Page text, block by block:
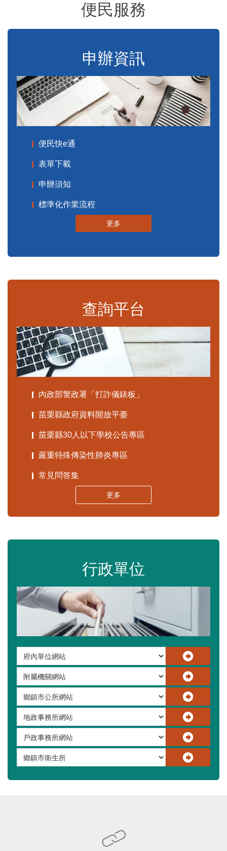
便民服務
申辦資訊
便民快e通
表單下載
申辦須知
標準化作業流程
更多
查詢平台
內政部警政署「打詐儀錶板」
苗栗縣政府資料開放平臺
苗栗縣30人以下學校公告專區
嚴重特殊傳染性肺炎專區
常見問答集
更多
行政單位